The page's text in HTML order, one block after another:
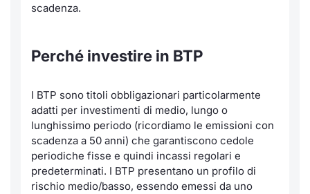
scadenza.
Perché investire in BTP
I BTP sono titoli obbligazionari particolarmente
adatti per investimenti di medio, lungo o
lunghissimo periodo (ricordiamo le emissioni con
scadenza a 50 anni) che garantiscono cedole
periodiche fisse e quindi incassi regolari e
predeterminati. I BTP presentano un profilo di
rischio medio/basso, essendo emessi da uno